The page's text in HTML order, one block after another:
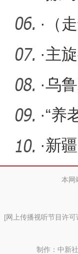
来
·
（
拓国
·主
·乌
经验
·“养
成
·新
首本网
[网上传播视听节目许
制作：中